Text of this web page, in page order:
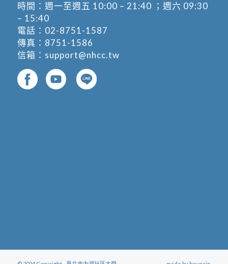
時間：週一至週五 10:00 – 21:40 ；週六 09:30
– 15:40
電話： 02-8751-1587
傳真：8751-1586
信箱： support@nhcc.tw